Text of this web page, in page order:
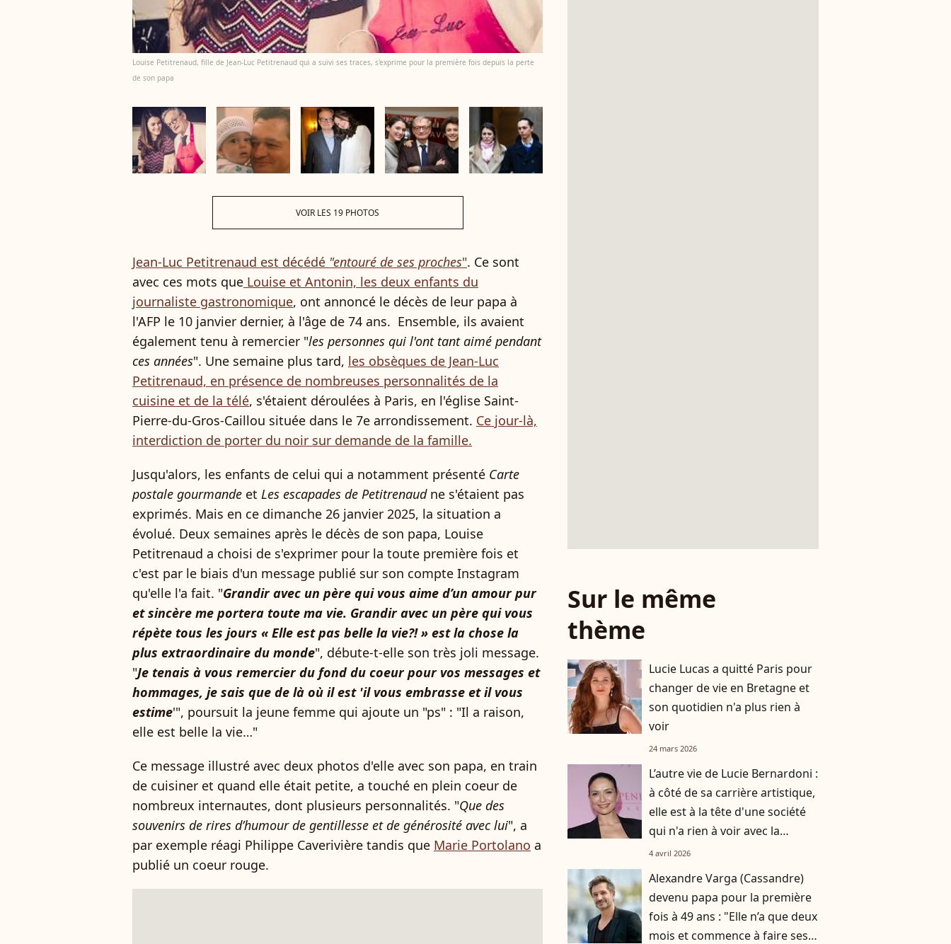
Louise Petitrenaud, fille de Jean-Luc Petitrenaud qui a suivi ses traces, s'exprime pour la première fois depuis la perte
de son papa
VOIR LES 19 PHOTOS
Jean-Luc Petitrenaud est décédé "entouré de ses proches". Ce sont
avec ces mots que Louise et Antonin, les deux enfants du
journaliste gastronomique, ont annoncé le décès de leur papa à
l'AFP le 10 janvier dernier, à l'âge de 74 ans. Ensemble, ils avaient
également tenu à remercier "les personnes qui l'ont tant aimé pendant
ces années". Une semaine plus tard, les obsèques de Jean-Luc
Petitrenaud, en présence de nombreuses personnalités de la
cuisine et de la télé, s'étaient déroulées à Paris, en l'église Saint-
Pierre-du-Gros-Caillou située dans le 7e arrondissement. Ce jour-là,
interdiction de porter du noir sur demande de la famille.
Jusqu'alors, les enfants de celui qui a notamment présenté Carte
postale gourmande et Les escapades de Petitrenaudne s'étaient pas
exprimés. Mais en ce dimanche 26 janvier 2025, la situation a
évolué. Deux semaines après le décès de son papa, Louise
Petitrenaud a choisi de s'exprimer pour la toute première fois et
c'est par le biais d'un message publié sur son compte Instagram
qu'elle l'a fait. "Grandir avec un père qui vous aime d’un amour pur
et sincère me portera toute ma vie. Grandir avec un père qui vous
répète tous les jours « Elle est pas belle la vie?! » est la chose la
plus extraordinaire du monde", débute-t-elle son très joli message.
"Je tenais à vous remercier du fond du coeur pour vos messages et
hommages, je sais que de là où il est 'il vous embrasse et il vous
estime'", poursuit la jeune femme qui ajoute un "ps" : "Il a raison,
elle est belle la vie…"
Ce message illustré avec deux photos d'elle avec son papa, en train
de cuisiner et quand elle était petite, a touché en plein coeur de
nombreux internautes, dont plusieurs personnalités. "Que des
souvenirs de rires d’humour de gentillesse et de générosité avec lui", a
par exemple réagi Philippe Caverivière tandis que Marie Portolano a
publié un coeur rouge.
Sur le même
thème
Lucie Lucas a quitté Paris pour
changer de vie en Bretagne et
son quotidien n'a plus rien à
voir
24 mars 2026
L’autre vie de Lucie Bernardoni :
à côté de sa carrière artistique,
elle est à la tête d'une société
qui n'a rien à voir avec la
musique
4 avril 2026
Alexandre Varga (Cassandre)
devenu papa pour la première
fois à 49 ans : "Elle n’a que deux
mois et commence à faire ses